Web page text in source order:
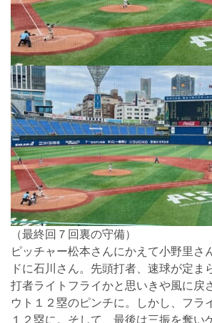
（最終回７回裏の守備）
ピッチャー松本さんにかえて小野里さ
ドに石川さん。先頭打者、速球が定ま
打者ライトフライかと思いきや風に戻
ウト１２塁のピンチに。しかし、フラ
１２塁に。そして、最後は三振を奪い